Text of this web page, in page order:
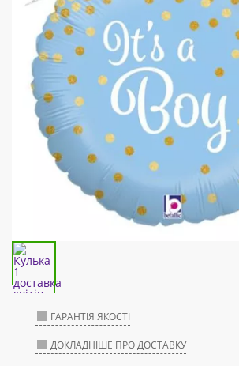
ГАРАНТІЯ ЯКОСТІ
ДОКЛАДНІШЕ ПРО ДОСТАВКУ